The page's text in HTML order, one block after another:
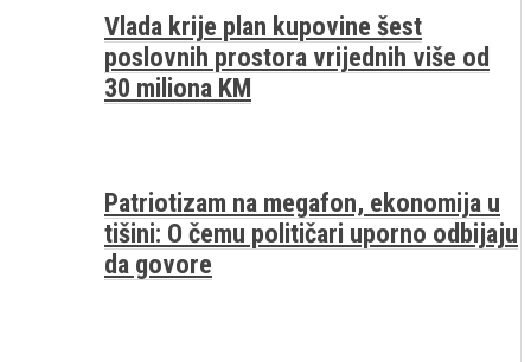
Vlada krije plan kupovine šest
poslovnih prostora vrijednih više od
30 miliona KM
Patriotizam na megafon, ekonomija u
tišini: O čemu političari uporno odbijaju
da govore